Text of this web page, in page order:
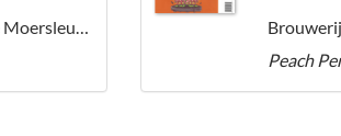
Brouwerij De Moersleutel
Peach